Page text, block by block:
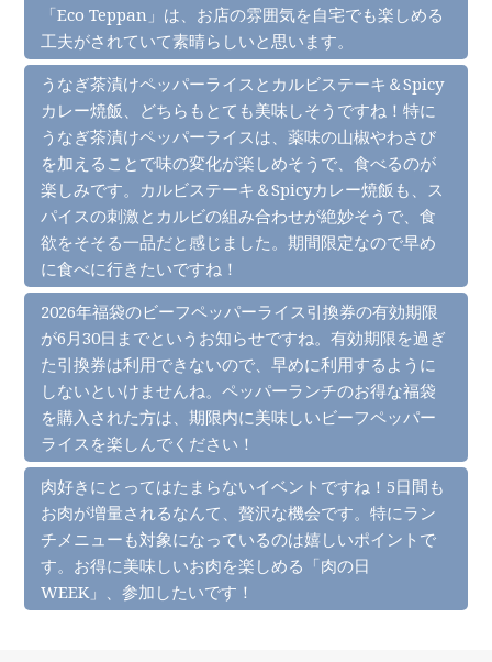
「Eco Teppan」は、お店の雰囲気を自宅でも楽しめる
工夫がされていて素晴らしいと思います。
うなぎ茶漬けペッパーライスとカルビステーキ＆Spicy
カレー焼飯、どちらもとても美味しそうですね！特に
うなぎ茶漬けペッパーライスは、薬味の山椒やわさび
を加えることで味の変化が楽しめそうで、食べるのが
楽しみです。カルビステーキ＆Spicyカレー焼飯も、ス
パイスの刺激とカルビの組み合わせが絶妙そうで、食
欲をそそる一品だと感じました。期間限定なので早め
に食べに行きたいですね！
2026年福袋のビーフペッパーライス引換券の有効期限
が6月30日までというお知らせですね。有効期限を過ぎ
た引換券は利用できないので、早めに利用するように
しないといけませんね。ペッパーランチのお得な福袋
を購入された方は、期限内に美味しいビーフペッパー
ライスを楽しんでください！
肉好きにとってはたまらないイベントですね！5日間も
お肉が増量されるなんて、贅沢な機会です。特にラン
チメニューも対象になっているのは嬉しいポイントで
す。お得に美味しいお肉を楽しめる「肉の日
WEEK」、参加したいです！